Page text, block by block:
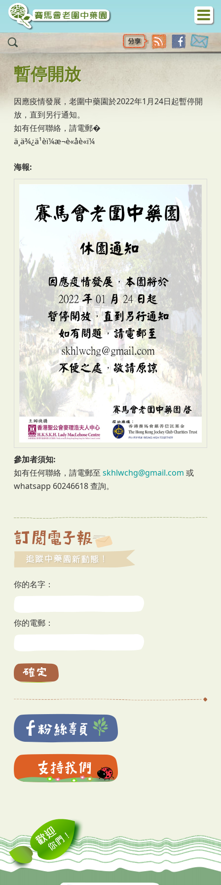
移至主內容
暫停開放
因應疫情發展，老圍中藥園於2022年1月24日起暫停開
放，直到另行通知。
如有任何聯絡，請電郵�
ä¸ä¾¿ä¹èï¼æ¬è«åè«ï¼
海報:
參加者須知:
如有任何聯絡，請電郵至 skhlwchg@gmail.com 或
whatsapp 60246618 查詢。
你的名字：
你的電郵：